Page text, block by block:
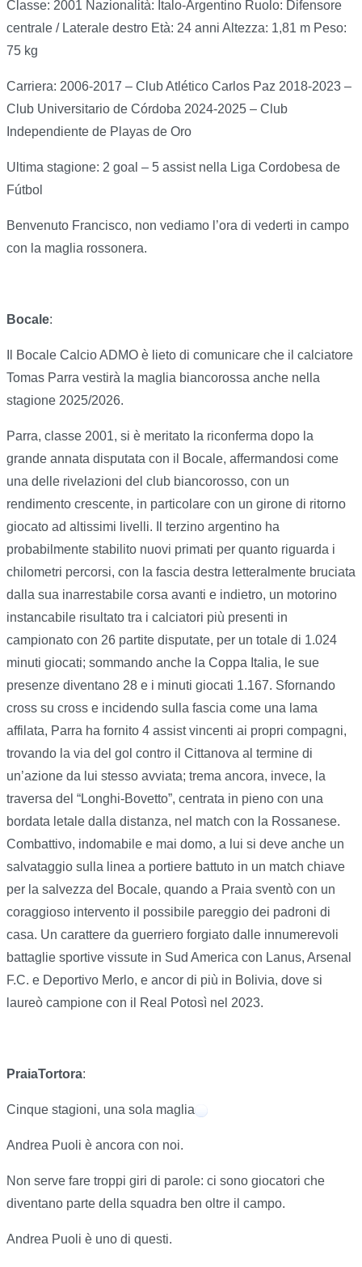
Classe: 2001 Nazionalità: Italo-Argentino Ruolo: Difensore
centrale / Laterale destro Età: 24 anni Altezza: 1,81 m Peso:
75 kg
Carriera: 2006-2017 – Club Atlético Carlos Paz 2018-2023 –
Club Universitario de Córdoba 2024-2025 – Club
Independiente de Playas de Oro
Ultima stagione: 2 goal – 5 assist nella Liga Cordobesa de
Fútbol
Benvenuto Francisco, non vediamo l’ora di vederti in campo
con la maglia rossonera.
Bocale:
Il Bocale Calcio ADMO è lieto di comunicare che il calciatore
Tomas Parra vestirà la maglia biancorossa anche nella
stagione 2025/2026.
Parra, classe 2001, si è meritato la riconferma dopo la
grande annata disputata con il Bocale, affermandosi come
una delle rivelazioni del club biancorosso, con un
rendimento crescente, in particolare con un girone di ritorno
giocato ad altissimi livelli. Il terzino argentino ha
probabilmente stabilito nuovi primati per quanto riguarda i
chilometri percorsi, con la fascia destra letteralmente bruciata
dalla sua inarrestabile corsa avanti e indietro, un motorino
instancabile risultato tra i calciatori più presenti in
campionato con 26 partite disputate, per un totale di 1.024
minuti giocati; sommando anche la Coppa Italia, le sue
presenze diventano 28 e i minuti giocati 1.167. Sfornando
cross su cross e incidendo sulla fascia come una lama
affilata, Parra ha fornito 4 assist vincenti ai propri compagni,
trovando la via del gol contro il Cittanova al termine di
un’azione da lui stesso avviata; trema ancora, invece, la
traversa del “Longhi-Bovetto”, centrata in pieno con una
bordata letale dalla distanza, nel match con la Rossanese.
Combattivo, indomabile e mai domo, a lui si deve anche un
salvataggio sulla linea a portiere battuto in un match chiave
per la salvezza del Bocale, quando a Praia sventò con un
coraggioso intervento il possibile pareggio dei padroni di
casa. Un carattere da guerriero forgiato dalle innumerevoli
battaglie sportive vissute in Sud America con Lanus, Arsenal
F.C. e Deportivo Merlo, e ancor di più in Bolivia, dove si
laureò campione con il Real Potosì nel 2023.
PraiaTortora:
Cinque stagioni, una sola maglia
Andrea Puoli è ancora con noi.
Non serve fare troppi giri di parole: ci sono giocatori che
diventano parte della squadra ben oltre il campo.
Andrea Puoli è uno di questi.